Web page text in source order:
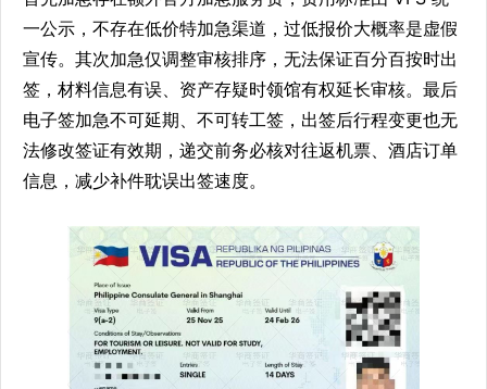
一公示，不存在低价特加急渠道，过低报价大概率是虚假
宣传。其次加急仅调整审核排序，无法保证百分百按时出
签，材料信息有误、资产存疑时领馆有权延长审核。最后
电子签加急不可延期、不可转工签，出签后行程变更也无
法修改签证有效期，递交前务必核对往返机票、酒店订单
信息，减少补件耽误出签速度。